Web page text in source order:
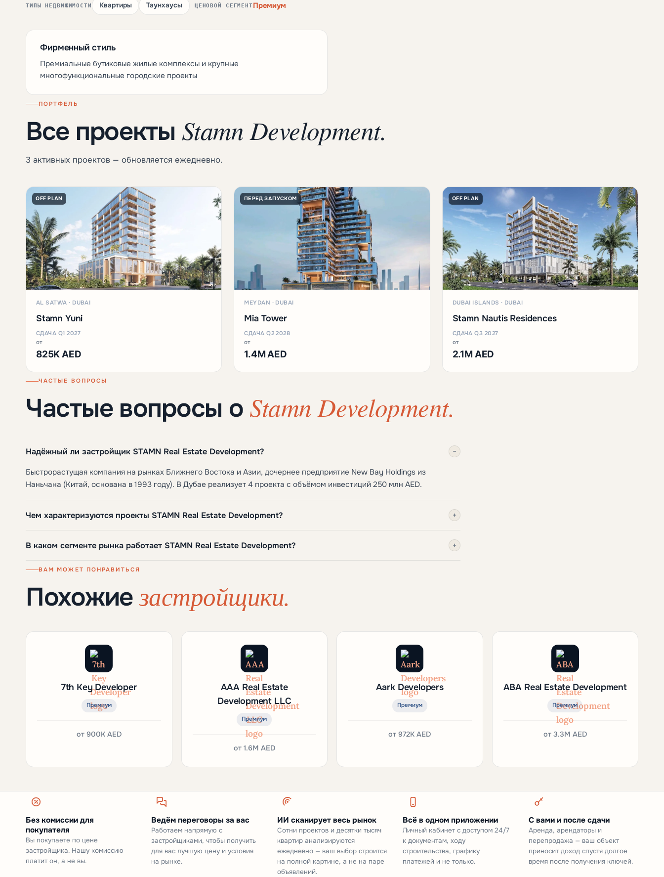
ТИПЫ НЕДВИЖИМОСТИ Квартиры Таунхаусы ЦЕНОВОЙ СЕГМЕНТ Премиум
Фирменный стиль
Премиальные бутиковые жилые комплексы и крупные
многофункциональные городские проекты
ПОРТФЕЛЬ
Все проекты Stamn Development.
3 активных проектов — обновляется ежедневно.
OFF PLAN
AL SATWA · DUBAI
Stamn Yuni
СДАЧА Q1 2027
от
825K AED
ПЕРЕД ЗАПУСКОМ
MEYDAN · DUBAI
Mia Tower
СДАЧА Q2 2028
от
1.4M AED
OFF PLAN
DUBAI ISLANDS · DUBAI
Stamn Nautis Residences
СДАЧА Q3 2027
от
2.1M AED
ЧАСТЫЕ ВОПРОСЫ
Частые вопросы о Stamn Development.
Надёжный ли застройщик STAMN Real Estate Development? −
Быстрорастущая компания на рынках Ближнего Востока и Азии, дочернее предприятие New Bay Holdings из
Наньчана (Китай, основана в 1993 году). В Дубае реализует 4 проекта с объёмом инвестиций 250 млн AED.
Чем характеризуются проекты STAMN Real Estate Development? +
В каком сегменте рынка работает STAMN Real Estate Development? +
ВАМ МОЖЕТ ПОНРАВИТЬСЯ
Похожиезастройщики.
7th Key Developer
Премиум
от 900K AED
AAA Real Estate
Development LLC
Премиум
от 1.6M AED
Aark Developers
Премиум
от972K AED
ABA Real Estate Development
Премиум
от 3.3M AED
Без комиссии для
покупателя
Вы покупаете по цене
застройщика. Нашу комиссию
платит он, а не вы.
Ведём переговоры за вас
Работаем напрямую с
застройщиками, чтобы получить
для вас лучшую цену и условия
на рынке.
ИИ сканирует весь рынок
Сотни проектов и десятки тысяч
квартир анализируются
ежедневно — ваш выбор строится
на полной картине, а не на паре
объявлений.
Всё в одном приложении
Личный кабинет с доступом 24/7
к документам, ходу
строительства, графику
платежей и не только.
С вами и после сдачи
Аренда, арендаторы и
перепродажа — ваш объект
приносит доход спустя долгое
время после получения ключей.